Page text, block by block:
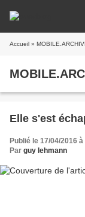
Accueil »
Elle s'est
Publié le 17/04/2016
Par guy lehmann